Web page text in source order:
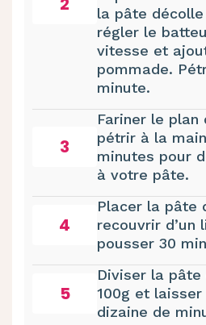
la pâte
régler le
vitesse et
pommade.
minute.
3
Fariner le
pétrir à la
minutes pour
à votre pâte.
4
Placer la pâte
recouvrir d’un
pousser 30
5
Diviser la pâte
100g et
dizaine de